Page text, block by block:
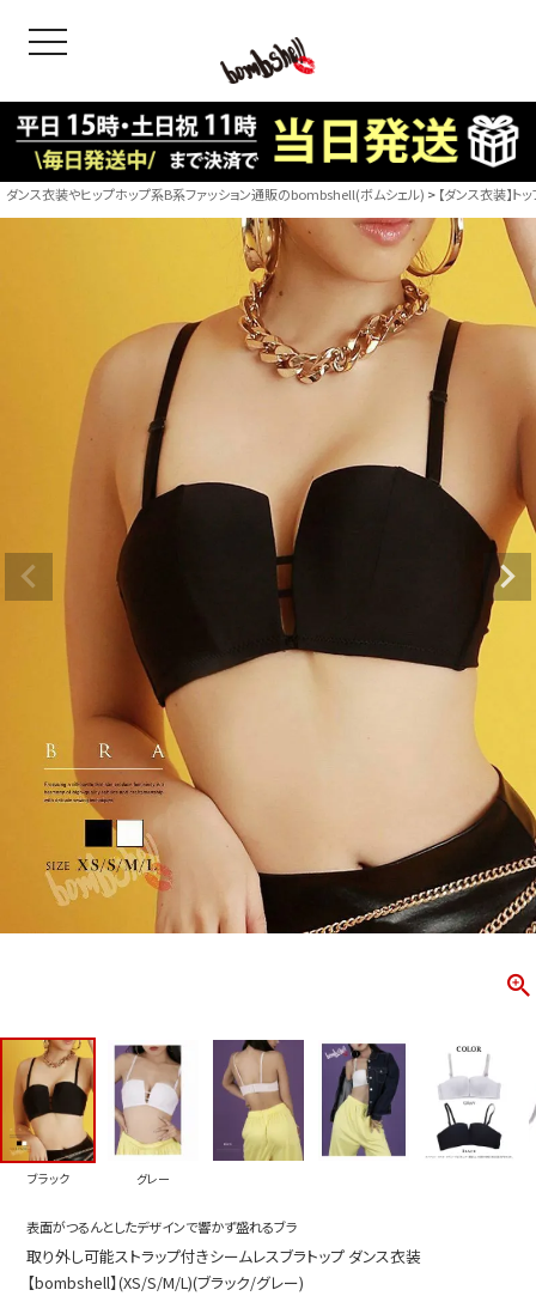
toggle navigation
＝ボムシェル】はダンス衣装専門ブランド。
衣装ならお任せ！オリジナル衣装やダンス衣装のトータル
ィネートのご提案。 ボムシェルならではの最新で斬新な
えをお届け。 撮影で使用してる小物や靴などダンサー必
ーデはイメージしやすく、全てボムシェルでご購入可能。
とは差別化出来るしっかりした衣装のご提案はダンサー
ージ映えを全力で応援してます。
商品一覧
CONTENTS
ス
ス
ー
アップ
ース
B/bomb
【B/
「これど
好き女子
レッスン
シルエッ
ンなど、
ゃれ女子
PICKUP
新作
トップス
ボトムス
ダンス衣装やヒップホップ系B系ファッション通販のbombshell(ボムシェル) 【ダンス衣装】ト
ブラック グレー
表面がつるんとしたデザインで響かず盛れるブラ
取り外し可能ストラップ付きシームレスブラトップ ダンス衣装
【bombshell】(XS/S/M/L)(ブラック/グレー)